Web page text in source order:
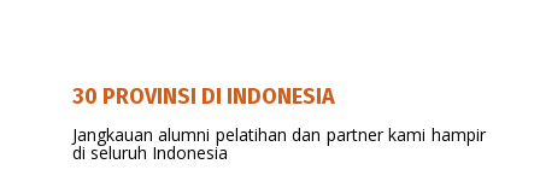
Jangkauan alumni pelatihan dan partner kami hampir
di seluruh Indonesia
NETWORK IHATEC